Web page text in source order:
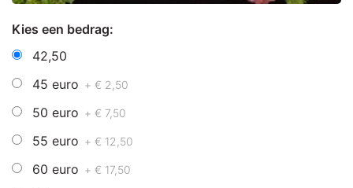
Kies een bedrag:
42,50
45 euro + € 2,50
50 euro + € 7,50
55 euro + € 12,50
60 euro + € 17,50